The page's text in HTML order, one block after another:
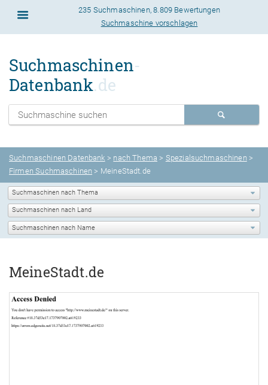
235 Suchmaschinen,8.809 Bewertungen
Suchmaschine vorschlagen
Suchmaschinen-
Datenbank.de
Suchmaschinen Datenbank > nach Thema > Spezialsuchmaschinen >
Firmen Suchmaschinen > MeineStadt.de
MeineStadt.de